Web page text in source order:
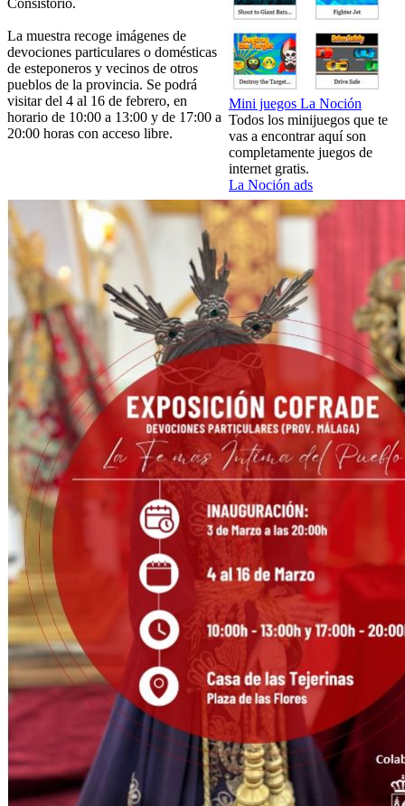
Mini juegos La Noción
Todos los minijuegos que te
vas a encontrar aquí son
completamente juegos de
internet gratis.
La Noción ads
Consistorio.
La muestra recoge imágenes de
devociones particulares o domésticas
de esteponeros y vecinos de otros
pueblos de la provincia. Se podrá
visitar del 4 al 16 de febrero, en
horario de 10:00 a 13:00 y de 17:00 a
20:00 horas con acceso libre.